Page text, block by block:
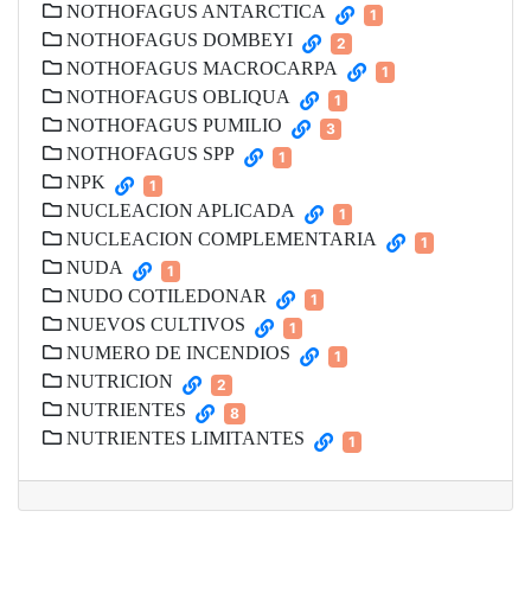
NOTHOFAGUS ANTARCTICA 1
NOTHOFAGUS DOMBEYI 2
NOTHOFAGUS MACROCARPA 1
NOTHOFAGUS OBLIQUA 1
NOTHOFAGUS PUMILIO 3
NOTHOFAGUS SPP 1
NPK 1
NUCLEACION APLICADA 1
NUCLEACION COMPLEMENTARIA 1
NUDA 1
NUDO COTILEDONAR 1
NUEVOS CULTIVOS 1
NUMERO DE INCENDIOS 1
NUTRICION 2
NUTRIENTES 8
NUTRIENTES LIMITANTES 1